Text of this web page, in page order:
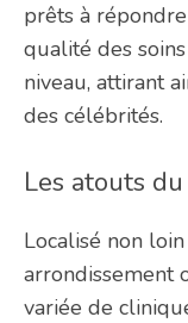
prêts à
qualité des
niveau, attirant
des célébrités.
Les atouts
Localisé non
arrondissement
variée de